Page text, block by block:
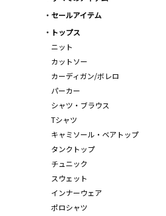
セールアイテム
トップス
ニット
カットソー
カーディガン/ボレロ
パーカー
シャツ・ブラウス
Tシャツ
キャミソール・ベアトップ
タンクトップ
チュニック
スウェット
インナーウェア
ポロシャツ